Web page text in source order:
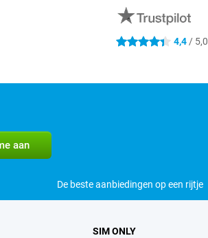
4.4 sterren 4,4 / 5,0
De beste aanbiedingen op een rijtje
SIM ONLY